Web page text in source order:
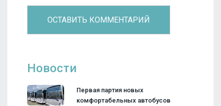
Новости
Первая партия новых
комфортабельных автобусов